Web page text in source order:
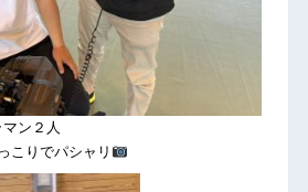
ン２人
こりでパシャリ